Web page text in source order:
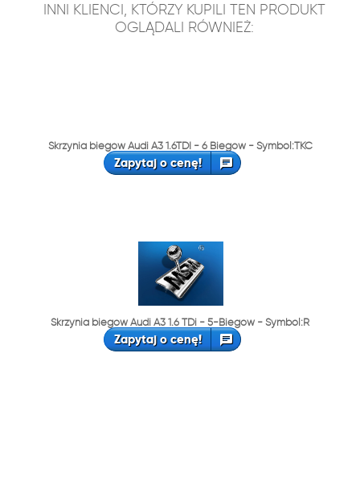
INNI KLIENCI, KTÓRZY KUPILI TEN PRODUKT
OGLĄDALI RÓWNIEŻ:
Skrzynia biegów Audi A3 1.6TDI - 6 Biegów - Symbol:TKC
Zapytaj o cenę!
Skrzynia biegów Audi A3 1.6 TDi - 5-Biegów - Symbol:R
Zapytaj o cenę!